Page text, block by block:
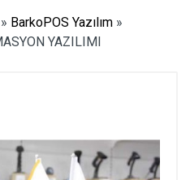
» BarkoPOS Yazılım »
YAZILIMI